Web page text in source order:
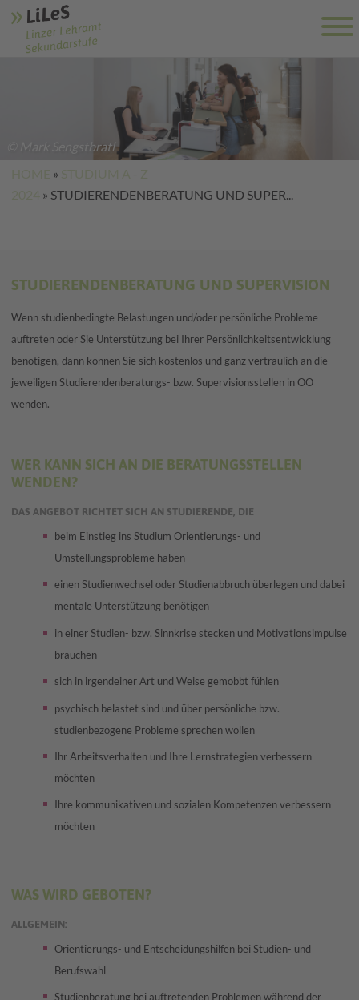
© Mark Sengstbratl
»
» STUDIERENDENBERATUNG UND SUPER...
STUDIERENDENBERATUNG UND SUPERVISION
Wenn studienbedingte Belastungen und/oder persönliche Probleme
auftreten oder Sie Unterstützung bei Ihrer Persönlichkeitsentwicklung
benötigen, dann können Sie sich kostenlos und ganz vertraulich an die
jeweiligen Studierendenberatungs- bzw. Supervisionsstellen in OÖ
wenden.
WER KANN SICH AN DIE BERATUNGSSTELLEN
WENDEN?
DAS ANGEBOT RICHTET SICH AN STUDIERENDE, DIE
beim Einstieg ins Studium Orientierungs- und
Umstellungsprobleme haben
einen Studienwechsel oder Studienabbruch überlegen und dabei
mentale Unterstützung benötigen
in einer Studien- bzw. Sinnkrise stecken und Motivationsimpulse
brauchen
sich in irgendeiner Art und Weise gemobbt fühlen
psychisch belastet sind und über persönliche bzw.
studienbezogene Probleme sprechen wollen
Ihr Arbeitsverhalten und Ihre Lernstrategien verbessern
möchten
Ihre kommunikativen und sozialen Kompetenzen verbessern
möchten
WAS WIRD GEBOTEN?
ALLGEMEIN:
Orientierungs- und Entscheidungshilfen bei Studien- und
Berufswahl
Studienberatung bei auftretenden Problemen während der